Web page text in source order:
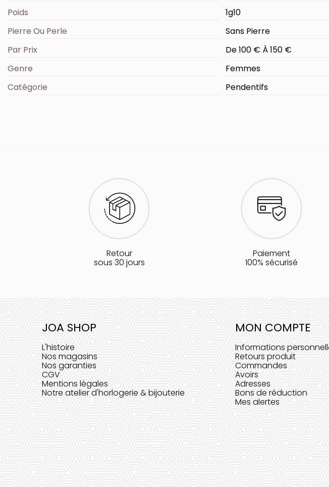
Poids
1g10
Pierre Ou Perle
Sans Pierre
Par Prix
De 100 € À 150 €
Genre
Femmes
Catégorie
Pendentifs
Retour
sous 30 jours
Paiement
100% sécurisé
JOA SHOP
L'histoire
Nos magasins
Nos garanties
CGV
Mentions légales
Notre atelier d'horlogerie & bijouterie
MON COMPTE
Informations
Retours produit
Commandes
Avoirs
Adresses
Bons de réduction
Mes alertes